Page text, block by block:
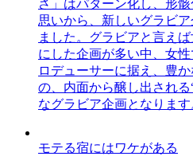
さ」はパターン化し、形
思いから、新しいグラビ
ました。グラビアと言え
にした企画が多い中、女
ロデューサーに据え、豊
の、内面から醸し出され
なグラビア企画となります
モテる宿にはワケがある